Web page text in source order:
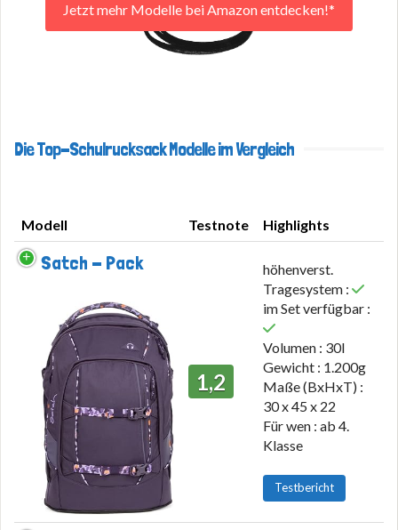
Jetzt mehr Modelle bei Amazon entdecken!*
Die Top-Schulrucksack Modelle im Vergleich
Modell Testnote
Highlights
Modell
Satch - Pack
1,2
höhenverst.
Tragesystem :
im Set verfügbar :
Volumen : 30l
Gewicht : 1.200g
Maße (BxHxT) :
30 x 45 x 22
Für wen : ab 4.
Klasse
Testbericht